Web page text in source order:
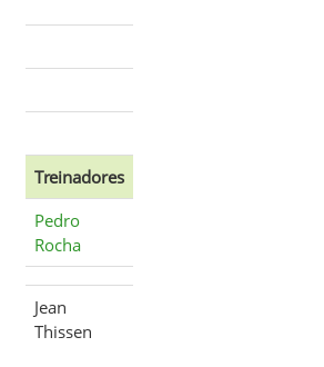
Treinadores
Pedro
Rocha
Jean
Thissen